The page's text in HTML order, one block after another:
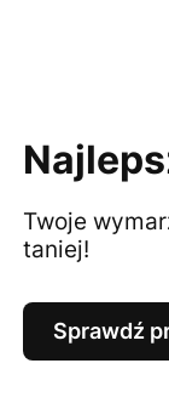
Twoje
taniej!
Sprawdź